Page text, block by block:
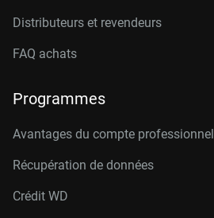
Distributeurs et revendeurs
FAQ achats
Programmes
Avantages du compte professionnel
Récupération de données
Crédit WD